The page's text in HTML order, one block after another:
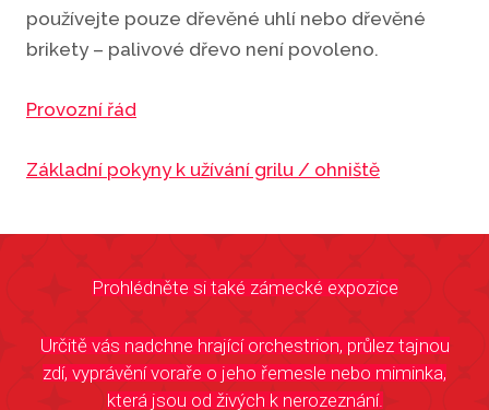
používejte pouze dřevěné uhlí nebo dřevěné
brikety – palivové dřevo není povoleno.
Provozní řád
Základní pokyny k užívání grilu / ohniště
Prohlédněte si také zámecké expozice
Určitě vás nadchne hrající orchestrion, průlez tajnou
zdí, vyprávění voraře o jeho řemesle nebo miminka,
která jsou od živých k nerozeznání.